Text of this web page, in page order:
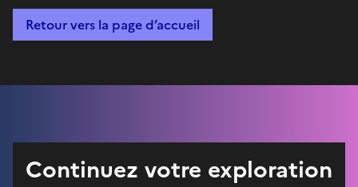
Retour vers la page d’accueil
Continuez votre exploration